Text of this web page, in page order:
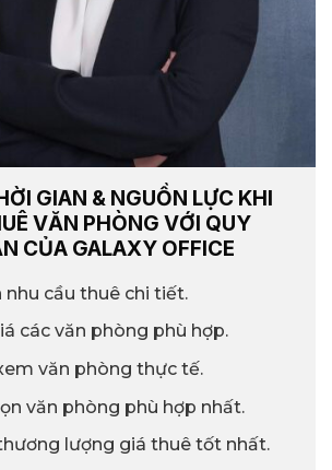
GIAN & NGUỒN LỰC KHI
VĂN PHÒNG VỚI QUY
CỦA GALAXY OFFICE
nhu cầu thuê chi tiết.
các văn phòng phù hợp.
văn phòng thực tế.
văn phòng phù hợp nhất.
lượng giá thuê tốt nhất.